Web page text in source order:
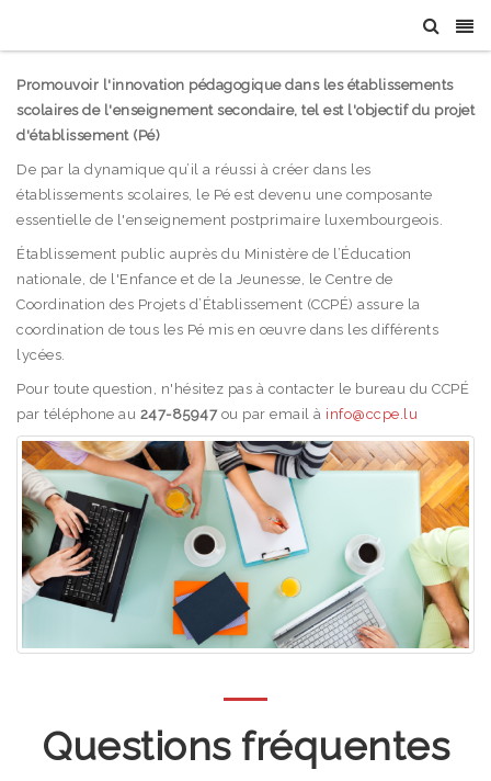
Promouvoir l'innovation pédagogique dans les établissements
scolaires de l'enseignement secondaire, tel est l'objectif du projet
d'établissement (Pé)
De par la dynamique qu’il a réussi à créer dans les
établissements scolaires, le Pé est devenu une composante
essentielle de l'enseignement postprimaire luxembourgeois.
Établissement public auprès du Ministère de l’Éducation
nationale, de l'Enfance et de la Jeunesse, le Centre de
Coordination des Projets d’Établissement (CCPÉ) assure la
coordination de tous les Pé mis en œuvre dans les différents
lycées.
Pour toute question, n'hésitez pas à contacter le bureau du CCPÉ
par téléphone au 247-85947ou par email à info@ccpe.lu
Questions fréquentes